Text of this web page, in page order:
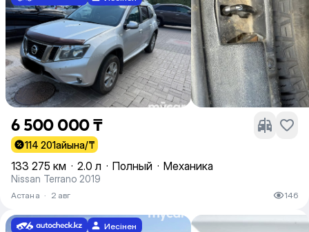
6 500 000 ₸
114 201айына/₸
133 275 км · 2.0 л · Полный · Механика
Nissan Terrano 2019
Астана · 2 авг 146
Иесінен